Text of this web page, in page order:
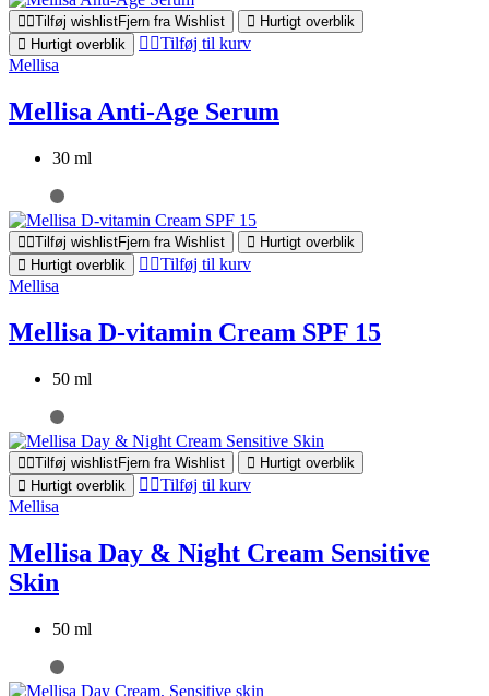
Tilføj wishlistFjern fra Wishlist
Hurtigt overblik
Hurtigt overblik
Tilføj til kurv
Mellisa
Mellisa Anti-Age Serum
30 ml
Tilføj wishlistFjern fra Wishlist
Hurtigt overblik
Hurtigt overblik
Tilføj til kurv
Mellisa
Mellisa D-vitamin Cream SPF 15
50 ml
Tilføj wishlistFjern fra Wishlist
Hurtigt overblik
Hurtigt overblik
Tilføj til kurv
Mellisa
Mellisa Day & Night Cream Sensitive
Skin
50 ml